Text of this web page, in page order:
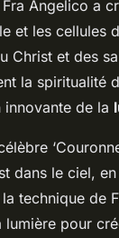
Fra Angelico a
et les cellules
Christ et des
la spiritualité
de la
dans le ciel,
technique de
pour